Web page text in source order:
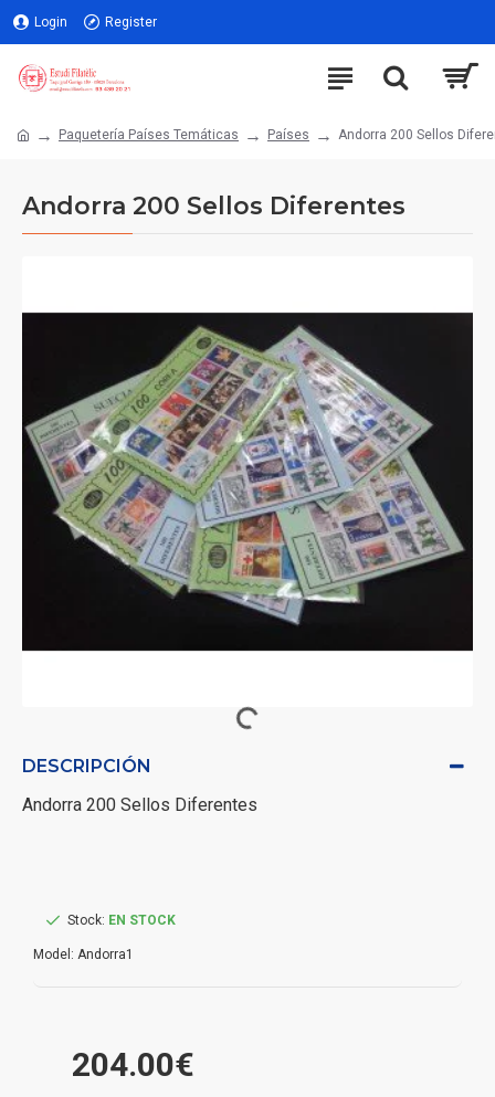
Login Register
Paquetería Países Temáticas Países Andorra 200 Sellos
Andorra 200 Sellos Diferentes
DESCRIPCIÓN
Andorra 200 Sellos Diferentes
204.00€
Stock: EN STOCK
Model: Andorra1